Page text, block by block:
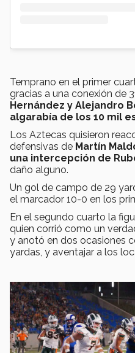
Temprano en el primer
gracias a una conexión de
Hernández y Alejandro
algarabía de los 10 mil
Los Aztecas quisieron
defensivas de Martín
una intercepción de
daño alguno.
Un gol de campo de 29
el marcador 10-0 en los
En el segundo cuarto la
quien corrió como un
y anotó en dos ocasiones
yardas, y aventajar a los